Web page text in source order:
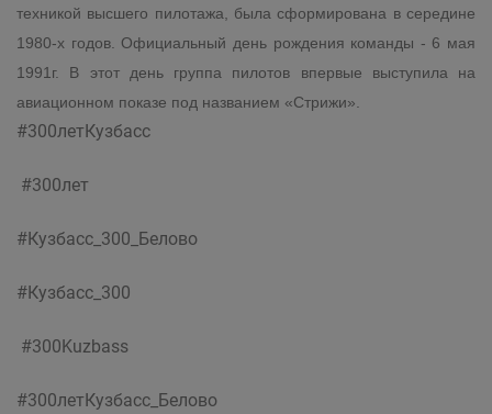
техникой высшего пилотажа, была сформирована в середине
1980-х годов. Официальный день рождения команды - 6 мая
1991г. В этот день группа пилотов впервые выступила на
авиационном показе под названием «Стрижи».
#300летКузбасс
#300лет
#Кузбасс_300_Белово
#Кузбасс_300
#300Kuzbass
#300летКузбасс_Белово